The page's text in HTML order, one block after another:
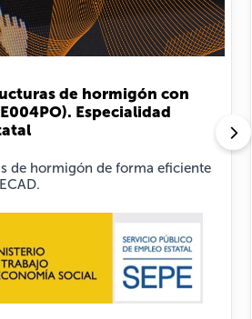
de hormigón con
Especialidad
de hormigón de forma eficiente